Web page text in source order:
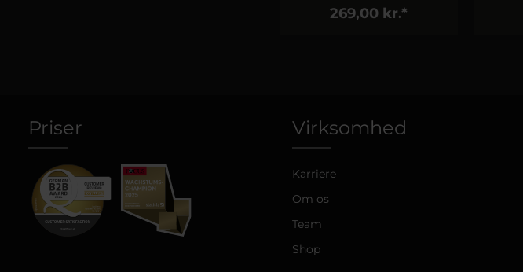
269,00 kr.*
Priser Virksomhed
Karriere
Om os
Team
Shop